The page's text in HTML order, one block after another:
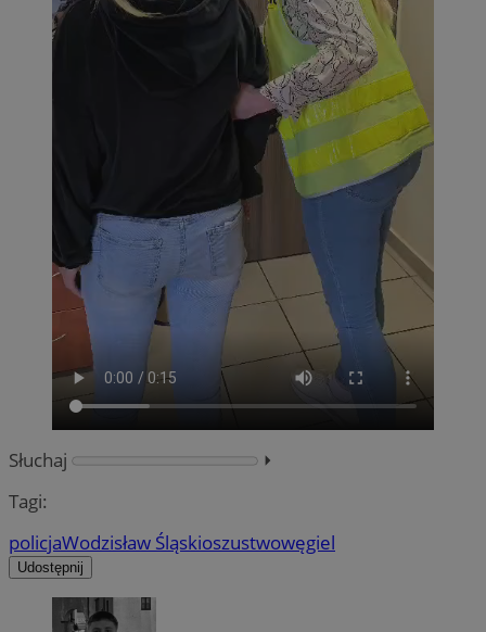
Słuchaj
⏵︎
Tagi:
policjaWodzisław Śląskioszustwowęgiel
Udostępnij